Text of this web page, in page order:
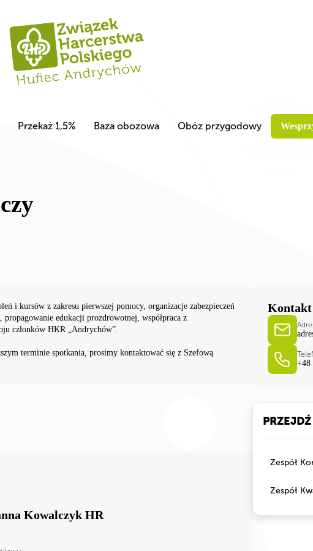
Przekaż 1,5% Baza obozowa Obóz przygodowy
i kursów z zakresu pierwszej pomocy, organizacje zabezpieczeń
edukacji prozdrowotnej, współpraca z
członków HKR „Andrychów”.
terminie spotkania, prosimy kontaktować się z Szefową
Kowalczyk HR
Kontakt
+48
Zespół
Zespół